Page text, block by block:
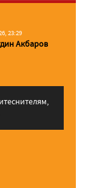
23:29
Акбаров